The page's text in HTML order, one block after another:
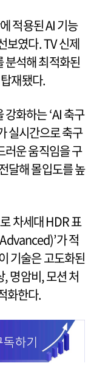
적용된 AI 기능
보였다. TV 신제
분석해 최적화된
재됐다.
화하는 ‘AI 축구
실시간으로 축구
러운 움직임을 구
달해 몰입도를 높
차세대 HDR 표
가 적
기술은 고도화된
명암비, 모션 처
화한다.